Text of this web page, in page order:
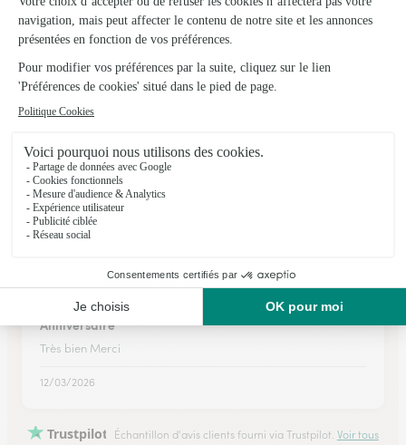
RAS Sevice au top.
05/02/2026
Interflora, site facile d' utilisation. Grand choix, service
client bien présent. Livraison parfaite
Parfait, livraison en temps et en heure
02/02/2026
★ ★
★
Anniversaire
Très bien Merci
12/03/2026
Trustpilot Échantillon d'avis clients fourni via Trustpilot. Voir tous